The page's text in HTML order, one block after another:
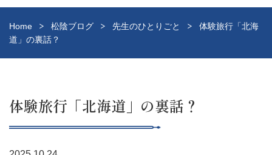
Home 松陰ブログ 先生のひとりごと
体験旅行「北海
道」の裏話？
体験旅行「北海道」の裏話？